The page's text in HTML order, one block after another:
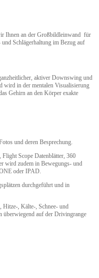
Ihnen an der Großbildleinwand für
Schlägerhaltung im Bezug auf
aktiver Downswing und
wird in der mentalen Visualisierung
Gehirn an den Körper exakte
und deren Besprechung.
Flight Scope Datenblätter, 360
wird zudem in Bewegungs- und
oder IPAD.
durchgeführt und in
Hitze-, Kälte-, Schnee- und
überwiegend auf der Drivingrange